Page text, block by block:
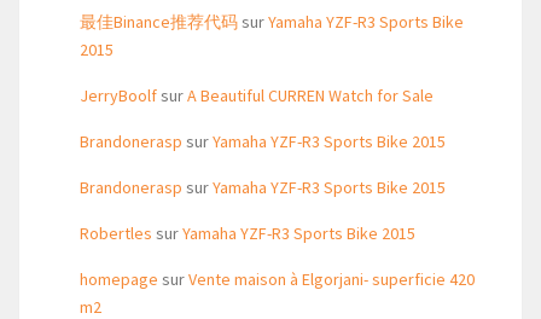
最佳Binance推荐代码surYamaha YZF-R3 Sports Bike
2015
JerryBoolfsurA Beautiful CURREN Watch for Sale
Brandonerasp surYamaha YZF-R3 Sports Bike 2015
Brandonerasp surYamaha YZF-R3 Sports Bike 2015
Robertles surYamaha YZF-R3 Sports Bike 2015
homepage surVente maison à Elgorjani- superficie 420
m2